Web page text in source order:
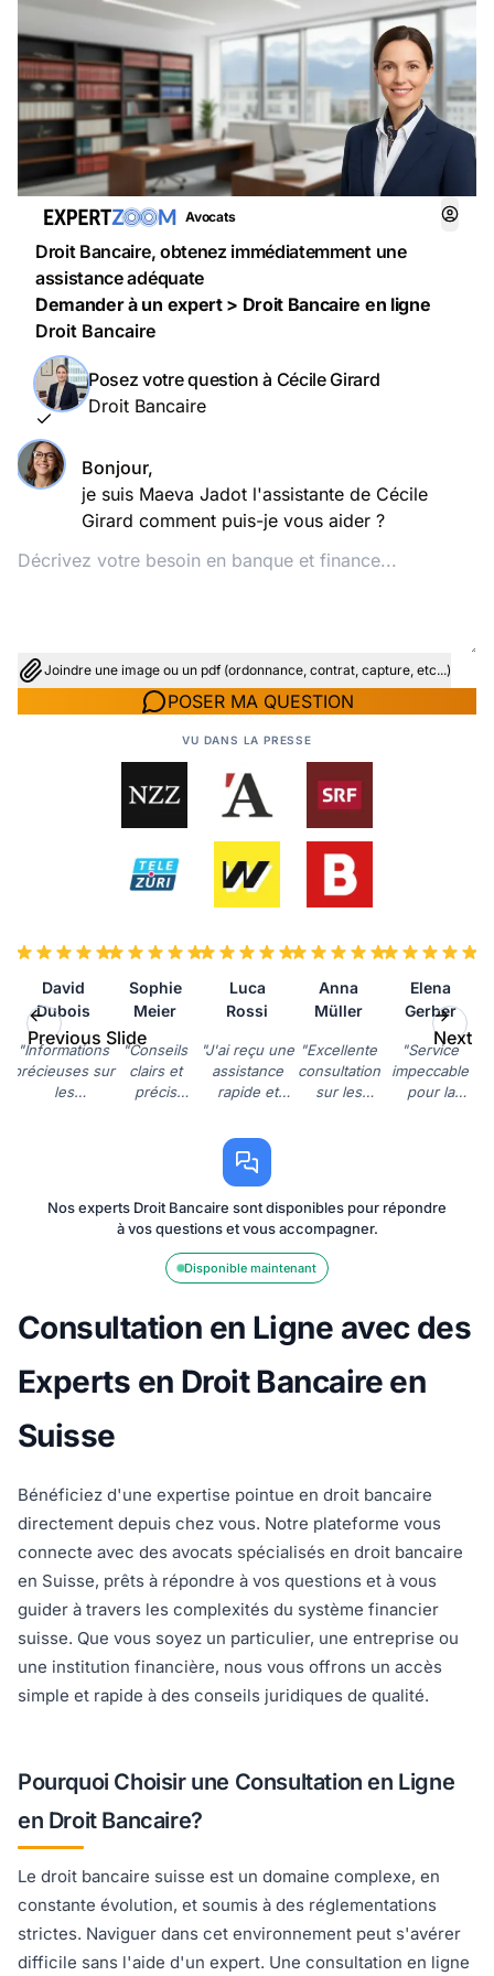
Avocats
Droit Bancaire, obtenez immédiatemment une
assistance adéquate
Demander à un expert > Droit Bancaire en ligne
Droit Bancaire
Posez votre question à Cécile Girard
Droit Bancaire
Bonjour,
je suis Maeva Jadot l'assistante de Cécile
Girard comment puis-je vous aider ?
Joindre une image ou un pdf (ordonnance, contrat, capture, etc...)
POSER MA QUESTION
VU DANS LA PRESSE
David
Dubois
"Informations
précieuses sur
les
Sophie
Meier
"Conseils
clairs et
précis
prendre une
décision
éclairée. Je
recommande
Luca
Rossi
"J'ai reçu une
assistance
rapide et
un litige avec
ma banque.
Service très
Anna
Müller
"Excellente
consultation
sur les
disponibles.
Merci!"
Elena
Gerber
"Service
impeccable
pour la
pertinentes."
Previous Slide Next
Nos experts Droit Bancaire sont disponibles pour répondre
à vos questions et vous accompagner.
Disponible maintenant
Consultation en Ligne avec des
Experts en Droit Bancaire en
Suisse
Bénéficiez d'une expertise pointue en droit bancaire
directement depuis chez vous. Notre plateforme vous
connecte avec des avocats spécialisés en droit bancaire
en Suisse, prêts à répondre à vos questions et à vous
guider à travers les complexités du système financier
suisse. Que vous soyez un particulier, une entreprise ou
une institution financière, nous vous offrons un accès
simple et rapide à des conseils juridiques de qualité.
Pourquoi Choisir une Consultation en Ligne
en Droit Bancaire?
Le droit bancaire suisse est un domaine complexe, en
constante évolution, et soumis à des réglementations
strictes. Naviguer dans cet environnement peut s'avérer
difficile sans l'aide d'un expert. Une consultation en ligne